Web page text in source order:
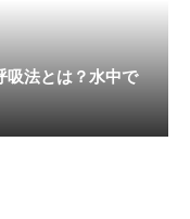
吸法とは？水中で